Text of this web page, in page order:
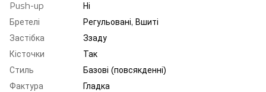
Push-up
Ні
Бретелі
Регульовані, Вшиті
Застібка
Ззаду
Кісточки
Так
Стиль
Базові (повсякденні)
Фактура
Гладка